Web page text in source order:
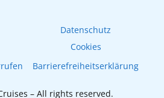
Datenschutz
Cookies
Barrierefreiheitserklärung
– All rights reserved.